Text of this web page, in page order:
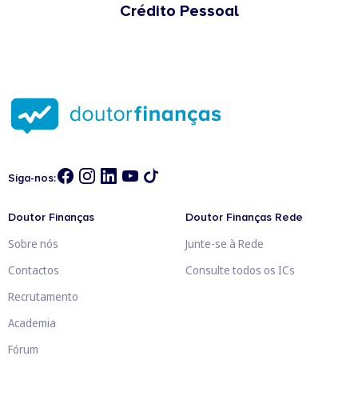
Crédito Pessoal
Siga-nos:
Doutor Finanças
Sobre nós
Contactos
Recrutamento
Academia
Fórum
Doutor Finanças Rede
Junte-se à Rede
Consulte todos os ICs